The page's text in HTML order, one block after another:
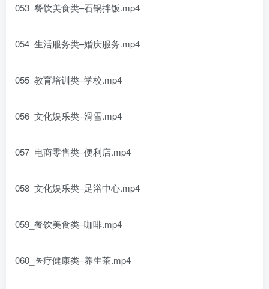
053_餐饮美食类–石锅拌饭.mp4
054_生活服务类–婚庆服务.mp4
055_教育培训类–学校.mp4
056_文化娱乐类–滑雪.mp4
057_电商零售类–便利店.mp4
058_文化娱乐类–足浴中心.mp4
059_餐饮美食类–咖啡.mp4
060_医疗健康类–养生茶.mp4